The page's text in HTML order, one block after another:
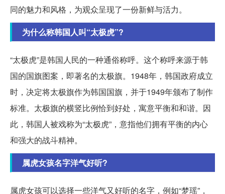
同的魅力和风格，为观众呈现了一份新鲜与活力。
为什么称韩国人叫“太极虎”?
“太极虎”是韩国人民的一种通俗称呼。这个称呼来源于韩
国的国旗图案，即著名的太极旗。1948年，韩国政府成立
时，决定将太极旗作为韩国国旗，并于1949年颁布了制作
标准。太极旗的横竖比例恰到好处，寓意平衡和和谐。因
此，韩国人被戏称为“太极虎”，意指他们拥有平衡的内心
和强大的战斗精神。
属虎女孩名字洋气好听?
属虎女孩可以选择一些洋气又好听的名字，例如“梦瑶”，